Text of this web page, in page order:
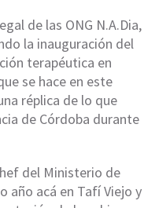
de las ONG N.A.Dia,
la inauguración del
terapéutica en
se hace en este
réplica de lo que
de Córdoba durante
del Ministerio de
año acá en Tafí Viejo y